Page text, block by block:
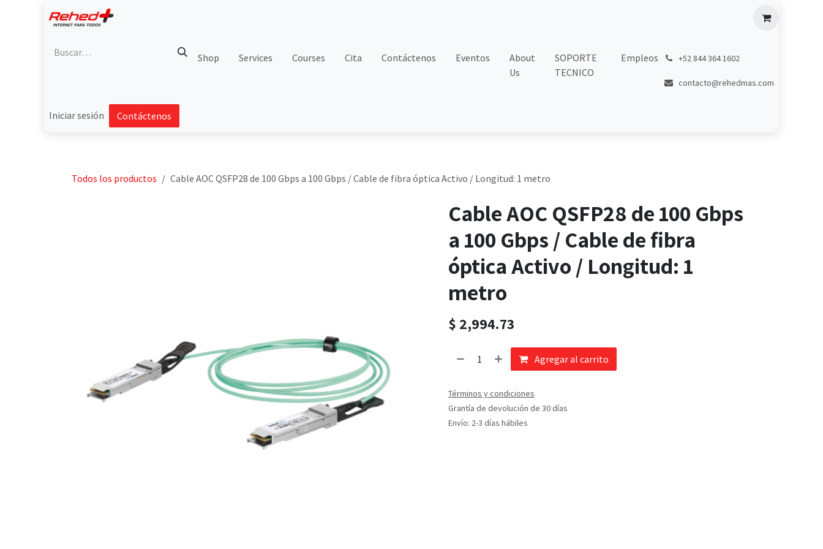
Shop Services Courses Cita Contáctenos Eventos
About
Us
SOPORTE
TECNICO
Empleos +52 844 364 1602
contacto@rehedmas.com
Iniciar sesión Contáctenos
Todos los productos Cable AOC QSFP28 de 100 Gbps a 100 Gbps / Cable de fibra óptica Activo / Longitud: 1 metro
Cable AOC QSFP28 de 100 Gbps
a 100 Gbps / Cable de fibra
óptica Activo / Longitud: 1
metro
$ 2,994.73
Agregar al carrito
Términos y condiciones
Grantía de devolución de 30 días
Envío: 2-3 días hábiles